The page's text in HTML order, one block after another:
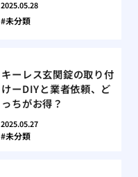
2025.05.28
未分類
キーレス玄関錠の取り付
けーDIYと業者依頼、ど
っちがお得？
2025.05.27
未分類